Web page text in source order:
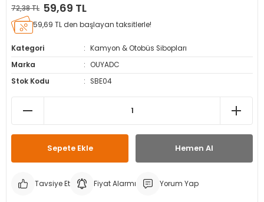
Dolgu Lastikleri
İç Lastikleri
Kapağı
72,38 TL 59,69 TL
59,69 TL den başlayan taksitlerle!
Kategori
Kamyon & Otobüs Sibopları
Marka
OUYADC
Stok Kodu
SBE04
Sepete Ekle Hemen Al
Tavsiye Et Fiyat Alarmı Yorum Yap